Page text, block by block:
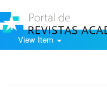
View Item